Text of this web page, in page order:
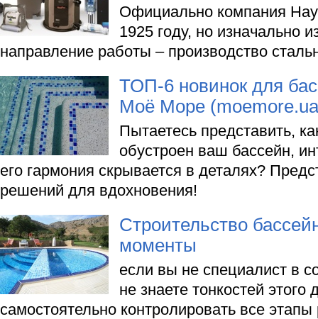
Официально компания
1925 году, но изначально
направление работы – производство
ТОП-6 новинок для
Моё Море
Пытаетесь представить,
обустроен ваш бассейн,
его гармония скрывается в деталях?
решений для вдохновения!
Строительство
моменты
если вы не специалист в
не знаете тонкостей
самостоятельно контролировать все